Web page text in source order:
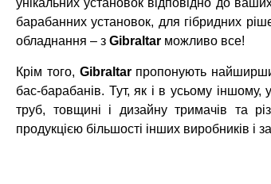
унікальних установок відповідно до
барабанних установок, для гібридних
обладнання – з Gibraltar можливо все!
Крім того, Gibraltar пропонують
бас-барабанів. Тут, як і в усьому іншому,
труб, товщині і дизайну тримачів та
продукцією більшості інших виробників